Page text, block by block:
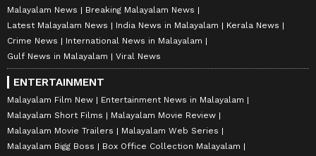
Malayalam News
Breaking Malayalam News
Latest Malayalam News
India News in Malayalam
Kerala News
Crime News
International News in Malayalam
Gulf News in Malayalam
Viral News
ENTERTAINMENT
Malayalam Film New
Entertainment News in Malayalam
Malayalam Short Films
Malayalam Movie Review
Malayalam Movie Trailers
Malayalam Web Series
Malayalam Bigg Boss
Box Office Collection Malayalam